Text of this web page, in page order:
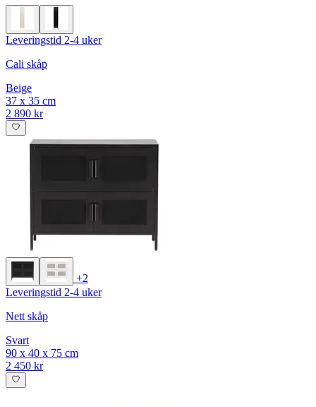
Leveringstid 2-4 uker
Cali skåp
Beige
37 x 35 cm
2 890 kr
+2
Leveringstid 2-4 uker
Nett skåp
Svart
90 x 40 x 75 cm
2 450 kr